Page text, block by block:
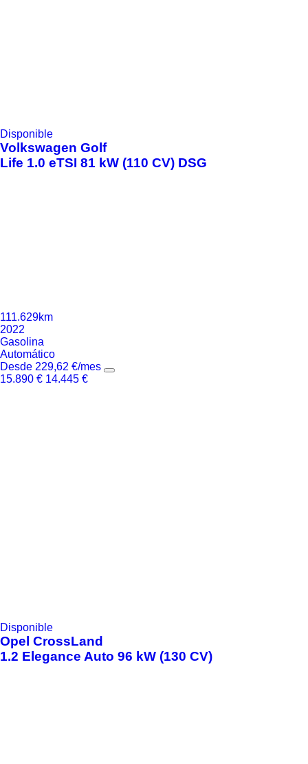
Disponible
Volkswagen Golf
Life 1.0 eTSI 81 kW (110 CV) DSG
111.629km
2022
Gasolina
Automático
Desde 229,62 €/mes
15.890 € 14.445 €
Disponible
Opel CrossLand
1.2 Elegance Auto 96 kW (130 CV)